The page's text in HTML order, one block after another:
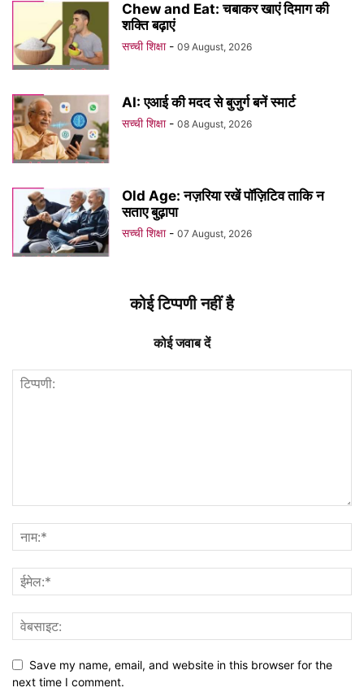
Chew and Eat: चबाकर खाएं दिमाग की
शक्ति बढ़ाएं
सच्ची शिक्षा - 09 August, 2026
AI: एआई की मदद से बुजुर्ग बनें स्मार्ट
सच्ची शिक्षा - 08 August, 2026
Old Age: नज़रिया रखें पॉज़िटिव ताकि न
सताए बुढ़ापा
सच्ची शिक्षा - 07 August, 2026
कोई टिप्पणी नहीं है
कोई जवाब दें
Save my name, email, and website in this browser for the
next time I comment.